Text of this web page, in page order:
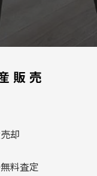
却
料査定